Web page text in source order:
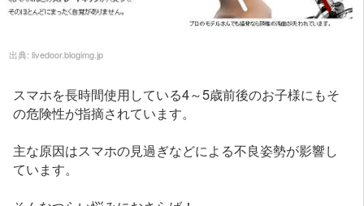
出典: livedoor.blogimg.jp
スマホを長時間使用している4～5歳前後のお子様にもそ
の危険性が指摘されています。
主な原因はスマホの見過ぎなどによる不良姿勢が影響し
ています。